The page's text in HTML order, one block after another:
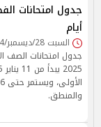
أيام
السبت 28/ديسمبر/2024 - 09:00 ص
جدول امتحانات الصف
والمنطق.